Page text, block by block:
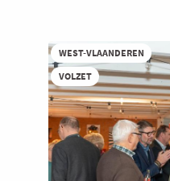
Outdoor
Living
WEST-VLAANDEREN
VOLZET